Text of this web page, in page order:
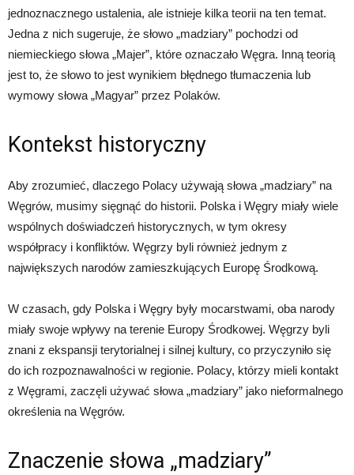
jednoznacznego ustalenia, ale istnieje kilka teorii na ten temat.
Jedna z nich sugeruje, że słowo „madziary” pochodzi od
niemieckiego słowa „Majer”, które oznaczało Węgra. Inną teorią
jest to, że słowo to jest wynikiem błędnego tłumaczenia lub
wymowy słowa „Magyar” przez Polaków.
Kontekst historyczny
Aby zrozumieć, dlaczego Polacy używają słowa „madziary” na
Węgrów, musimy sięgnąć do historii. Polska i Węgry miały wiele
wspólnych doświadczeń historycznych, w tym okresy
współpracy i konfliktów. Węgrzy byli również jednym z
największych narodów zamieszkujących Europę Środkową.
W czasach, gdy Polska i Węgry były mocarstwami, oba narody
miały swoje wpływy na terenie Europy Środkowej. Węgrzy byli
znani z ekspansji terytorialnej i silnej kultury, co przyczyniło się
do ich rozpoznawalności w regionie. Polacy, którzy mieli kontakt
z Węgrami, zaczęli używać słowa „madziary” jako nieformalnego
określenia na Węgrów.
Znaczenie słowa „madziary”